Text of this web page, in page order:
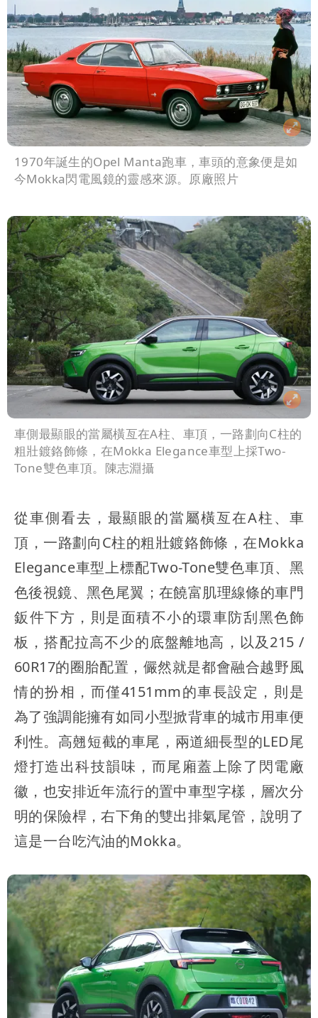
1970年誕生的Opel Manta跑車，車頭的意象便是如
今Mokka閃電風鏡的靈感來源。原廠照片
車側最顯眼的當屬橫亙在A柱、車頂，一路劃向C柱的
粗壯鍍鉻飾條，在Mokka Elegance車型上採Two-
Tone雙色車頂。陳志淵攝
從車側看去，最顯眼的當屬橫亙在A柱、車
頂，一路劃向C柱的粗壯鍍鉻飾條，在Mokka
Elegance車型上標配Two-Tone雙色車頂、黑
色後視鏡、黑色尾翼；在饒富肌理線條的車門
鈑件下方，則是面積不小的環車防刮黑色飾
板，搭配拉高不少的底盤離地高，以及215 /
60R17的圈胎配置，儼然就是都會融合越野風
情的扮相，而僅4151mm的車長設定，則是
為了強調能擁有如同小型掀背車的城市用車便
利性。高翹短截的車尾，兩道細長型的LED尾
燈打造出科技韻味，而尾廂蓋上除了閃電廠
徽，也安排近年流行的置中車型字樣，層次分
明的保險桿，右下角的雙出排氣尾管，說明了
這是一台吃汽油的Mokka。